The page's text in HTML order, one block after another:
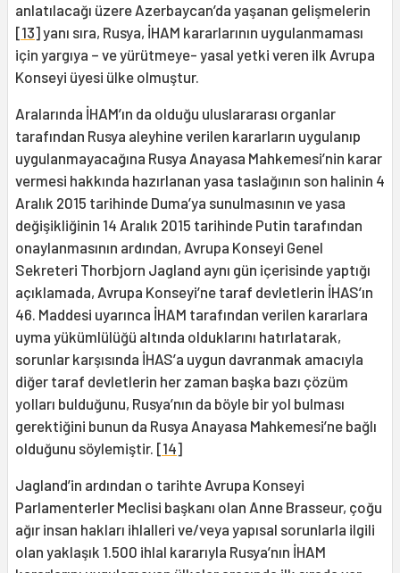
anlatılacağı üzere Azerbaycan’da yaşanan gelişmelerin
[13]yanı sıra, Rusya, İHAM kararlarının uygulanmaması
için yargıya – ve yürütmeye- yasal yetki veren ilk Avrupa
Konseyi üyesi ülke olmuştur.
Aralarında İHAM’ın da olduğu uluslararası organlar
tarafından Rusya aleyhine verilen kararların uygulanıp
uygulanmayacağına Rusya Anayasa Mahkemesi’nin karar
vermesi hakkında hazırlanan yasa taslağının son halinin 4
Aralık 2015 tarihinde Duma’ya sunulmasının ve yasa
değişikliğinin 14 Aralık 2015 tarihinde Putin tarafından
onaylanmasının ardından, Avrupa Konseyi Genel
Sekreteri Thorbjorn Jagland aynı gün içerisinde yaptığı
açıklamada, Avrupa Konseyi’ne taraf devletlerin İHAS’ın
46. Maddesi uyarınca İHAM tarafından verilen kararlara
uyma yükümlülüğü altında olduklarını hatırlatarak,
sorunlar karşısında İHAS’a uygun davranmak amacıyla
diğer taraf devletlerin her zaman başka bazı çözüm
yolları bulduğunu, Rusya’nın da böyle bir yol bulması
gerektiğini bunun da Rusya Anayasa Mahkemesi’ne bağlı
olduğunu söylemiştir. [14]
Jagland’in ardından o tarihte Avrupa Konseyi
Parlamenterler Meclisi başkanı olan Anne Brasseur, çoğu
ağır insan hakları ihlalleri ve/veya yapısal sorunlarla ilgili
olan yaklaşık 1.500 ihlal kararıyla Rusya’nın İHAM